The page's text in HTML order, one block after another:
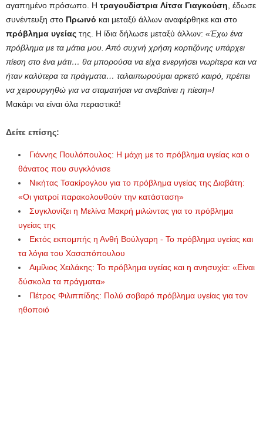
αγαπημένο πρόσωπο. Η τραγουδίστρια Λίτσα Γιαγκούση , έδωσε
συνέντευξη στο Πρωινό και μεταξύ άλλων αναφέρθηκε και στο
πρόβλημα υγείας της. Η ίδια δήλωσε μεταξύ άλλων: «Έχω ένα
πρόβλημα με τα μάτια μου. Από συχνή χρήση κορτιζόνης υπάρχει
πίεση στο ένα μάτι… θα μπορούσα να είχα ενεργήσει νωρίτερα και να
ήταν καλύτερα τα πράγματα… ταλαιπωρούμαι αρκετό καιρό, πρέπει
να χειρουργηθώ για να σταματήσει να ανεβαίνει η πίεση»!
Μακάρι να είναι όλα περαστικά!
Δείτε επίσης:
Γιάννης Πουλόπουλος: Η μάχη με το πρόβλημα υγείας και ο
θάνατος που συγκλόνισε
Νικήτας Τσακίρογλου για το πρόβλημα υγείας της Διαβάτη:
«Οι γιατροί παρακολουθούν την κατάσταση»
Συγκλονίζει η Μελίνα Μακρή μιλώντας για το πρόβλημα
υγείας της
Εκτός εκπομπής η Ανθή Βούλγαρη - Το πρόβλημα υγείας και
τα λόγια του Χασαπόπουλου
Αιμίλιος Χειλάκης: Το πρόβλημα υγείας και η ανησυχία: «Είναι
δύσκολα τα πράγματα»
Πέτρος Φιλιππίδης: Πολύ σοβαρό πρόβλημα υγείας για τον
ηθοποιό